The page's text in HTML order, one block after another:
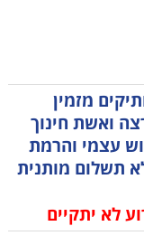
ותיקים מזמין
ואשת חינוך
עצמי והרמת
תשלום מותנית
לא יתקיים